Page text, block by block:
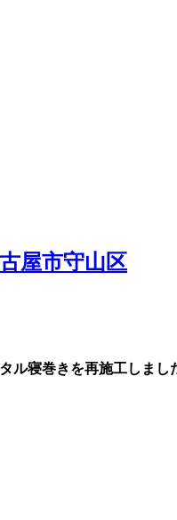
屋市守山区
ル寝巻きを再施工しまし